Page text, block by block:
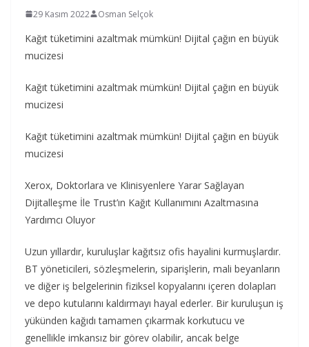
29 Kasım 2022 Osman Selçok
Kağıt tüketimini azaltmak mümkün! Dijital çağın en büyük
mucizesi
Kağıt tüketimini azaltmak mümkün! Dijital çağın en büyük
mucizesi
Kağıt tüketimini azaltmak mümkün! Dijital çağın en büyük
mucizesi
Xerox, Doktorlara ve Klinisyenlere Yarar Sağlayan
Dijitalleşme İle Trust’ın Kağıt Kullanımını Azaltmasına
Yardımcı Oluyor
Uzun yıllardır, kuruluşlar kağıtsız ofis hayalini kurmuşlardır.
BT yöneticileri, sözleşmelerin, siparişlerin, mali beyanların
ve diğer iş belgelerinin fiziksel kopyalarını içeren dolapları
ve depo kutularını kaldırmayı hayal ederler. Bir kuruluşun iş
yükünden kağıdı tamamen çıkarmak korkutucu ve
genellikle imkansız bir görev olabilir, ancak belge